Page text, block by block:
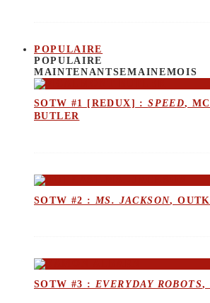
POPULAIRE
POPULAIRE
MAINTENANTSEMAINEMOIS
SOTW #1 [REDUX] :SPEED,
BUTLER
SOTW #2 : MS. JACKSON,
SOTW #3 : EVERYDAY ROBOTS,